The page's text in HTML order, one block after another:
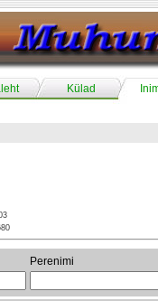
Külad
Perenimi